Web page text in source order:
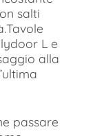
salti
L e
alla
passare